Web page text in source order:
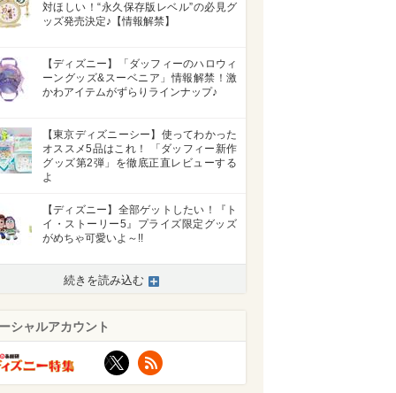
対ほしい！“永久保存版レベル”の必見グ
ッズ発売決定♪【情報解禁】
【ディズニー】「ダッフィーのハロウィ
ーングッズ&スーベニア」情報解禁！激
かわアイテムがずらりラインナップ♪
【東京ディズニーシー】使ってわかった
オススメ5品はこれ！ 「ダッフィー新作
グッズ第2弾」を徹底正直レビューする
よ
【ディズニー】全部ゲットしたい！『ト
イ・ストーリー5』プライズ限定グッズ
がめちゃ可愛いよ～!!
続きを読み込む
シャルアカウント
X